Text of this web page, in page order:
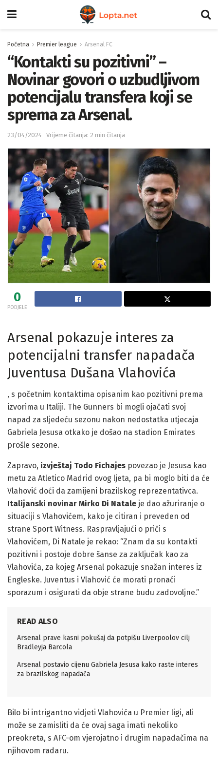
Početna Premier league Arsenal FC
“Kontakti su pozitivni” –
Novinar govori o uzbudljivom
potencijalu transfera koji se
sprema za Arsenal.
23/04/2024 Vrijeme čitanja: 2 min čitanja
0
PODJELE
Arsenal pokazuje interes za
potencijalni transfer napadača
Juventusa Dušana Vlahovića
, s početnim kontaktima opisanim kao pozitivni prema
izvorima u Italiji. The Gunners bi mogli ojačati svoj
napad za sljedeću sezonu nakon nedostatka utjecaja
Gabriela Jesusa otkako je došao na stadion Emirates
prošle sezone.
Zapravo, izvještaj Todo Fichajes povezao je Jesusa kao
metu za Atletico Madrid ovog ljeta, pa bi moglo biti da će
Vlahović doći da zamijeni brazilskog reprezentativca.
Italijanski novinar Mirko Di Natale je dao ažuriranje o
situaciji s Vlahovićem, kako je citiran i preveden od
strane Sport Witness. Raspravljajući o priči s
Vlahovićem, Di Natale je rekao: “Znam da su kontakti
pozitivni i postoje dobre šanse za zaključak kao za
Vlahovića, za kojeg Arsenal pokazuje snažan interes iz
Engleske. Juventus i Vlahović će morati pronaći
sporazum i osigurati da obje strane budu zadovoljne.”
READ ALSO
Arsenal prave kasni pokušaj da potpišu Liverpoolov cilj
Bradleyja Barcola
Arsenal postavio cijenu Gabriela Jesusa kako raste interes
za brazilskog napadača
Bilo bi intrigantno vidjeti Vlahovića u Premier ligi, ali
može se zamisliti da će ovaj saga imati nekoliko
preokreta, s AFC-om vjerojatno i drugim napadačima na
njihovom radaru.